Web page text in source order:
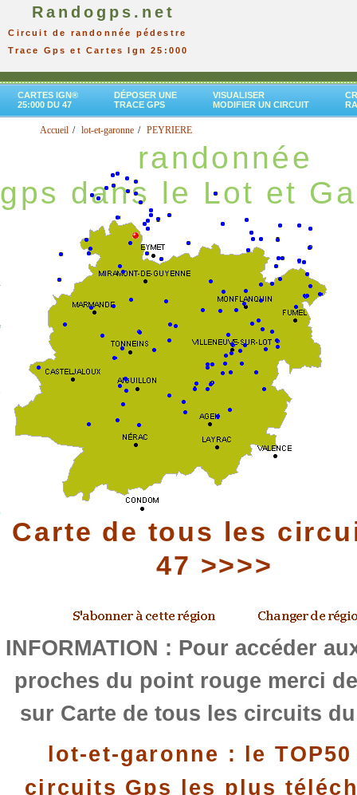
Randogps.net
Circuit de randonnée pédestre
Trace Gps et Cartes Ign 25:000
CARTES IGN®
25:000 DU 47
DÉPOSER UNE
TRACE GPS
VISUALISER
MODIFIER UN CIRCUIT
Accueil lot-et-garonne PEYRIERE
randonnée
gps dans le Lot et
Carte de tous les
47 >>>>
INFORMATION : Pour accéder
proches du point rouge merci
sur Carte de tous les circuits du
lot-et-garonne : le
circuits Gps les plus